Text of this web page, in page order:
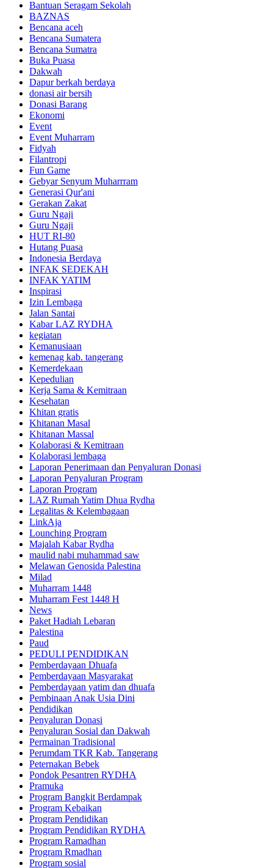
Bantuan Seragam Sekolah
BAZNAS
Bencana aceh
Bencana Sumatera
Bencana Sumatra
Buka Puasa
Dakwah
Dapur berkah berdaya
donasi air bersih
Donasi Barang
Ekonomi
Event
Event Muharram
Fidyah
Filantropi
Fun Game
Gebyar Senyum Muharrram
Generasi Qur'ani
Gerakan Zakat
Guru Ngaji
Guru Ngaji
HUT RI-80
Hutang Puasa
Indonesia Berdaya
INFAK SEDEKAH
INFAK YATIM
Inspirasi
Izin Lembaga
Jalan Santai
Kabar LAZ RYDHA
kegiatan
Kemanusiaan
kemenag kab. tangerang
Kemerdekaan
Kepedulian
Kerja Sama & Kemitraan
Kesehatan
Khitan gratis
Khitanan Masal
Khitanan Massal
Kolaborasi & Kemitraan
Kolaborasi lembaga
Laporan Penerimaan dan Penyaluran Donasi
Laporan Penyaluran Program
Laporan Program
LAZ Rumah Yatim Dhua Rydha
Legalitas & Kelembagaan
LinkAja
Lounching Program
Majalah Kabar Rydha
maulid nabi muhammad saw
Melawan Genosida Palestina
Milad
Muharram 1448
Muharram Fest 1448 H
News
Paket Hadiah Lebaran
Palestina
Paud
PEDULI PENDIDIKAN
Pemberdayaan Dhuafa
Pemberdayaan Masyarakat
Pemberdayaan yatim dan dhuafa
Pembinaan Anak Usia Dini
Pendidikan
Penyaluran Donasi
Penyaluran Sosial dan Dakwah
Permainan Tradisional
Perumdam TKR Kab. Tangerang
Peternakan Bebek
Pondok Pesantren RYDHA
Pramuka
Program Bangkit Berdampak
Program Kebaikan
Program Pendidikan
Program Pendidikan RYDHA
Program Ramadhan
Program Rmadhan
Program sosial